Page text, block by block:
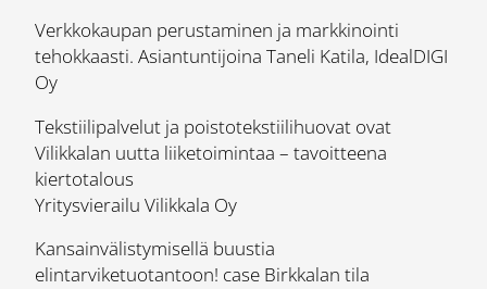
Verkkokaupan perustaminen ja markkinointi
tehokkaasti. Asiantuntijoina Taneli Katila, IdealDIGI
Oy
Tekstiilipalvelut ja poistotekstiilihuovat ovat
Vilikkalan uutta liiketoimintaa – tavoitteena
kiertotalous
Yritysvierailu Vilikkala Oy
Kansainvälistymisellä buustia
elintarviketuotantoon! case Birkkalan tila